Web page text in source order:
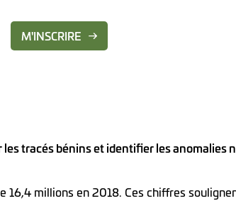
M'INSCRIRE
tracés bénins et identifier les
16,4 millions en 2018. Ces chiffres